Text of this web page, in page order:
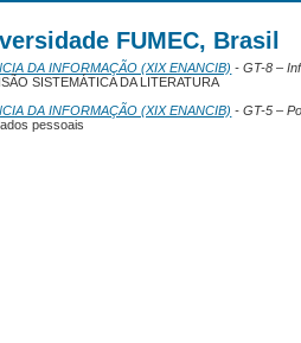
FUMEC, Brasil
DA INFORMAÇÃO (XIX ENANCIB) - GT-8 –
SISTEMÁTICA DA LITERATURA
DA INFORMAÇÃO (XIX ENANCIB) - GT-5 –
pessoais